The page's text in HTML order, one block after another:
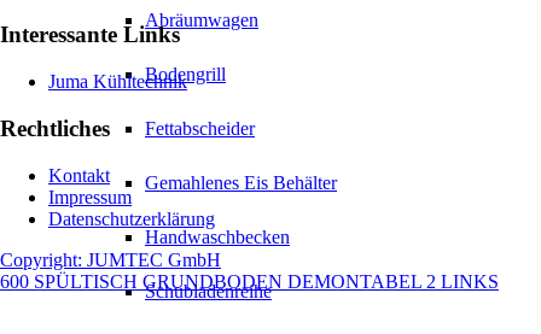
Abräumwagen
Bodengrill
Fettabscheider
Gemahlenes Eis Behälter
Handwaschbecken
Schubladenreihe
Interessante Links
Juma Kühltechnik
Rechtliches
Kontakt
Impressum
Datenschutzerklärung
Copyright: JUMTEC GmbH
600 SPÜLTISCH GRUNDBODEN DEMONTABEL 2 LINKS